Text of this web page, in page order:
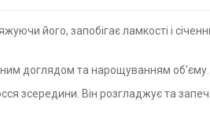
його, запобігає ламкості і
доглядом та нарощуванням об'єму.
зсередини. Він розгладжує та